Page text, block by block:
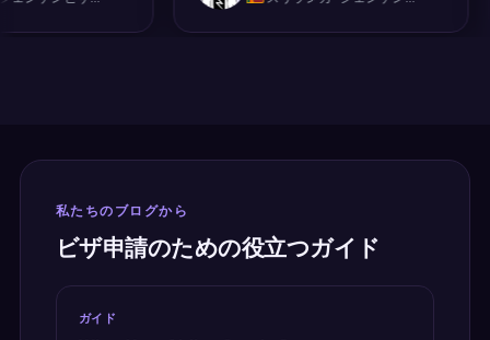
せていました。何
せんでした。そし
に。"
てみました。コロンボからフラン
クフルトへの往復。完了。予約番
トがあります。MyJet24には存在
ピーを失わなかったことのクレジ
私たちのブログから
ビザ申請のための役立つガイド
ガイド